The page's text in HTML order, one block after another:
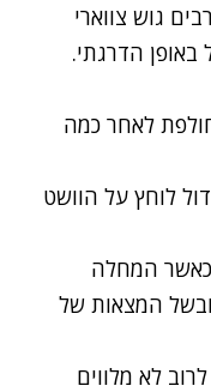
גוש צווארי
באופן הדרגתי.
לאחר כמה
לוחץ על הוושט
כאשר המחלה
המצאות של
לא מלווים